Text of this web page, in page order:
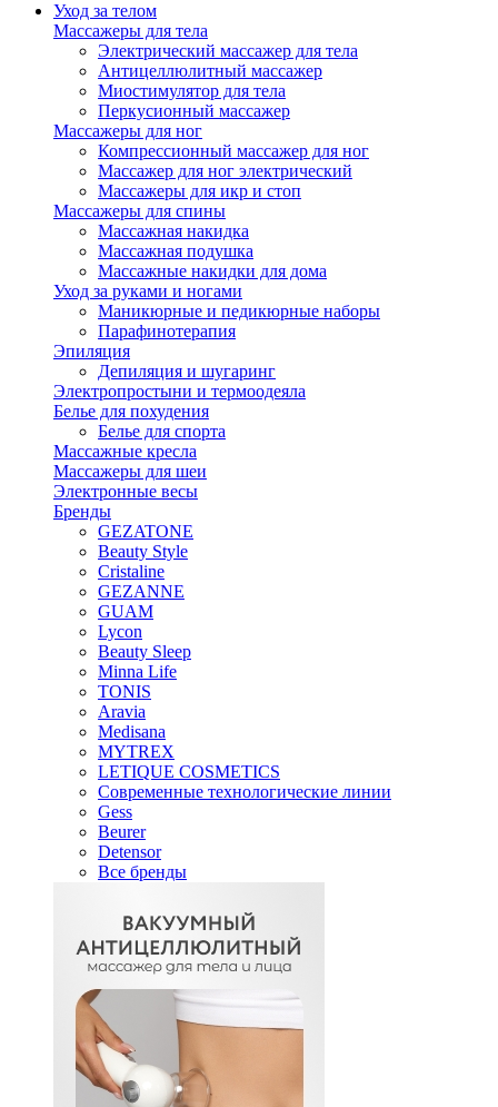
Уход за телом
Массажеры для тела
Электрический массажер для тела
Антицеллюлитный массажер
Миостимулятор для тела
Перкусионный массажер
Массажеры для ног
Компрессионный массажер для ног
Массажер для ног электрический
Массажеры для икр и стоп
Массажеры для спины
Массажная накидка
Массажная подушка
Массажные накидки для дома
Уход за руками и ногами
Маникюрные и педикюрные наборы
Парафинотерапия
Эпиляция
Депиляция и шугаринг
Электропростыни и термоодеяла
Белье для похудения
Белье для спорта
Массажные кресла
Массажеры для шеи
Электронные весы
Бренды
GEZATONE
Beauty Style
Cristaline
GEZANNE
GUAM
Lycon
Beauty Sleep
Minna Life
TONIS
Aravia
Medisana
MYTREX
LETIQUE COSMETICS
Современные технологические линии
Gess
Beurer
Detensor
Все бренды